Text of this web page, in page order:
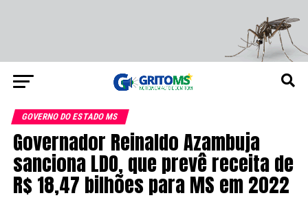
GOVERNO DO ESTADO MS
Governador Reinaldo Azambuja
sanciona LDO, que prevê receita de
R$ 18,47 bilhões para MS em 2022